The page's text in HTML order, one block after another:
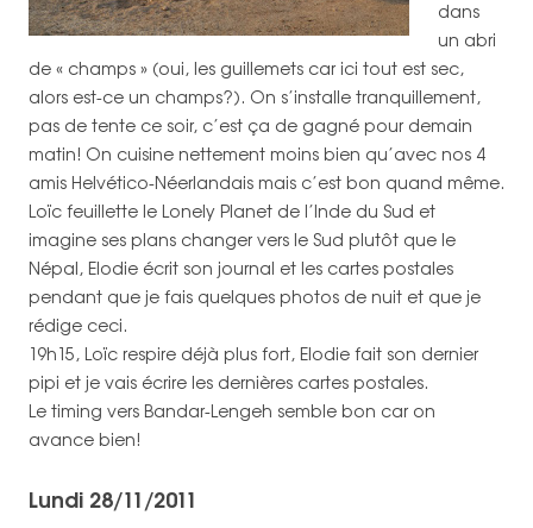
dans
un abri
de « champs » (oui, les guillemets car ici tout est sec,
alors est-ce un champs?). On s’installe tranquillement,
pas de tente ce soir, c’est ça de gagné pour demain
matin! On cuisine nettement moins bien qu’avec nos 4
amis Helvético-Néerlandais mais c’est bon quand même.
Loïc feuillette le Lonely Planet de l’Inde du Sud et
imagine ses plans changer vers le Sud plutôt que le
Népal, Elodie écrit son journal et les cartes postales
pendant que je fais quelques photos de nuit et que je
rédige ceci.
19h15, Loïc respire déjà plus fort, Elodie fait son dernier
pipi et je vais écrire les dernières cartes postales.
Le timing vers Bandar-Lengeh semble bon car on
avance bien!
Lundi 28/11/2011